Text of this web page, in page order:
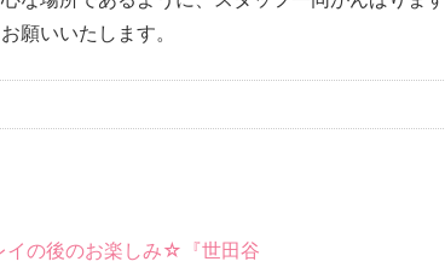
願いいたします。
の後のお楽しみ☆『世田谷